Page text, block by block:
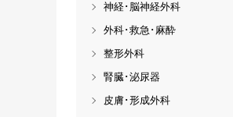
神経･脳神経外科
外科･救急･麻酔
整形外科
腎臓･泌尿器
皮膚･形成外科